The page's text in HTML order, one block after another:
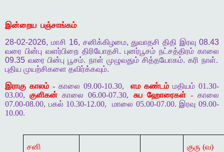
இன்றைய பஞ்சாங்கம்
28-02-2026, மாசி 16, சனிக்கிழமை,துவாதசி திதி இரவு 08.43
வரை பின்பு வளர்பிறை திரியோதசி. புனர்பூசம் நட்சத்திரம் காலை
09.35வரை பின்பு பூசம். நாள் முழுவதும் சித்தயோகம். கரி நாள்.
புதிய முயற்சிகளை தவிர்க்கவும்.
இராகு காலம் -காலை 09.00-10.30, எம கண்டம் மதியம் 01.30-
03.00,குளிகன் காலை 06.00-07.30, சுப ஹோரைகள் -காலை
07.00-08.00, பகல் 10.30-12.00,
மாலை 05.00-07.00. இரவு 09.00-
10.00.
சனி குரு (வ)